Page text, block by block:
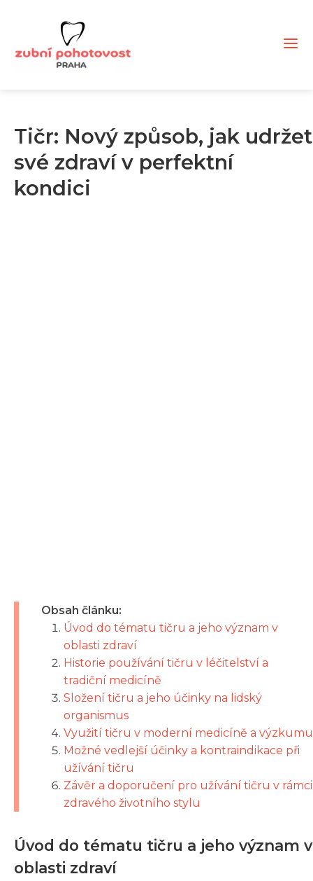
Tičr: Nový způsob, jak udržet
své zdraví v perfektní
kondici
Obsah článku:
Úvod do tématu tičru a jeho význam v
oblasti zdraví
Historie používání tičru v léčitelství a
tradiční medicíně
Složení tičru a jeho účinky na lidský
organismus
Využití tičru v moderní medicíně a výzkumu
Možné vedlejší účinky a kontraindikace při
užívání tičru
Závěr a doporučení pro užívání tičru v rámci
zdravého životního stylu
Úvod do tématu tičru a jeho význam v
oblasti zdraví